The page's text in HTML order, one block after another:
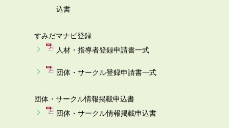
込書
すみだマナビ登録
人材・指導者登録申請書一式
団体・サークル登録申請書一式
団体・サークル情報掲載申込書
団体・サークル情報掲載申込書